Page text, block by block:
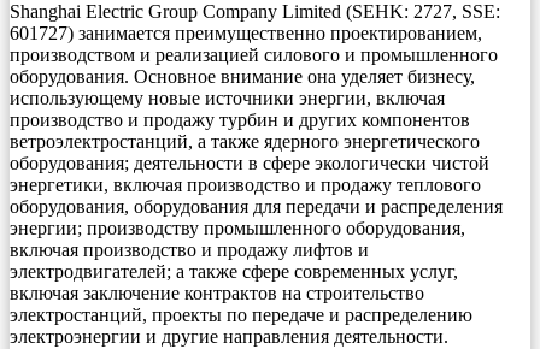
Shanghai Electric Group Company Limited (SEHK: 2727, SSE:
601727) занимается преимущественно проектированием,
производством и реализацией силового и промышленного
оборудования. Основное внимание она уделяет бизнесу,
использующему новые источники энергии, включая
производство и продажу турбин и других компонентов
ветроэлектростанций, а также ядерного энергетического
оборудования; деятельности в сфере экологически чистой
энергетики, включая производство и продажу теплового
оборудования, оборудования для передачи и распределения
энергии; производству промышленного оборудования,
включая производство и продажу лифтов и
электродвигателей; а также сфере современных услуг,
включая заключение контрактов на строительство
электростанций, проекты по передаче и распределению
электроэнергии и другие направления деятельности.